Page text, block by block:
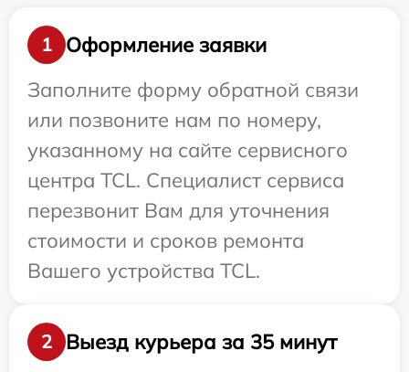
1
Оформление заявки
Заполните форму обратной связи
или позвоните нам по номеру,
указанному на сайте сервисного
центра TCL. Специалист сервиса
перезвонит Вам для уточнения
стоимости и сроков ремонта
Вашего устройства TCL.
2 Выезд курьера за 35 минут